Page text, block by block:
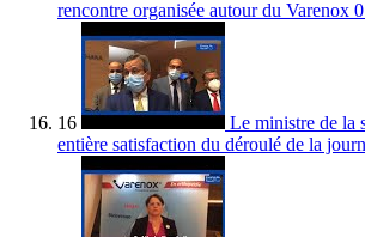
rencontre organisée autour du Varenox
16
Le ministre de la
entière satisfaction du déroulé de la